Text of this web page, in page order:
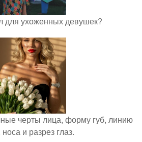
для ухоженных девушек?
черты лица, форму губ, линию
носа и разрез глаз.